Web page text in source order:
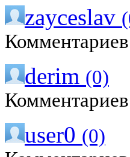
zayceslav
derim (0)
user0 (0)